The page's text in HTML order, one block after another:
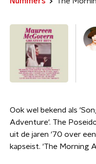
Ook wel bekend als
Adventure'. The
uit de jaren '70 over
kapseist. 'The Morning